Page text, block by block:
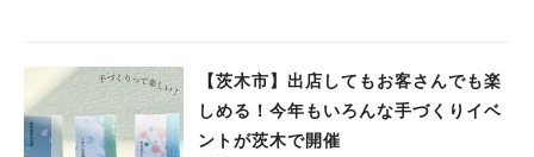
【茨木市】出店してもお客さんでも楽
しめる！今年もいろんな手づくりイベ
ントが茨木で開催